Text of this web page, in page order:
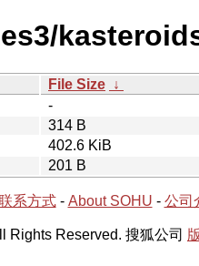
File Size ↓
-
314 B
402.6 KiB
201 B
系方式- About SOHU - 公司
Rights Reserved. 搜狐公司